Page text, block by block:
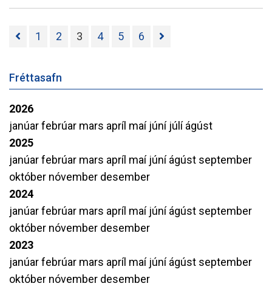
1 2 3 4 5 6
Fréttasafn
2026
janúarfebrúar mars apríl maí júní júlíágúst
2025
janúarfebrúar mars apríl maí júníágúst september
október nóvember desember
2024
janúarfebrúar mars apríl maí júníágúst september
október nóvember desember
2023
janúarfebrúar mars apríl maí júníágúst september
október nóvember desember